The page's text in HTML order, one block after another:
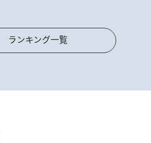
ランキング一覧